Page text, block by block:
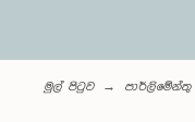
මුල් පිටුව පාර්ලි‌මේන්තු‌